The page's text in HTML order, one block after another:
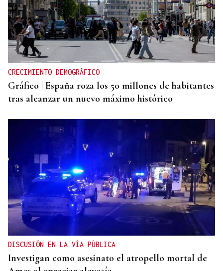
CRECIMIENTO DEMOGRÁFICO
Gráfico | España roza los 50 millones de habitantes
tras alcanzar un nuevo máximo histórico
DISCUSIÓN EN LA VÍA PÚBLICA
Investigan como asesinato el atropello mortal de